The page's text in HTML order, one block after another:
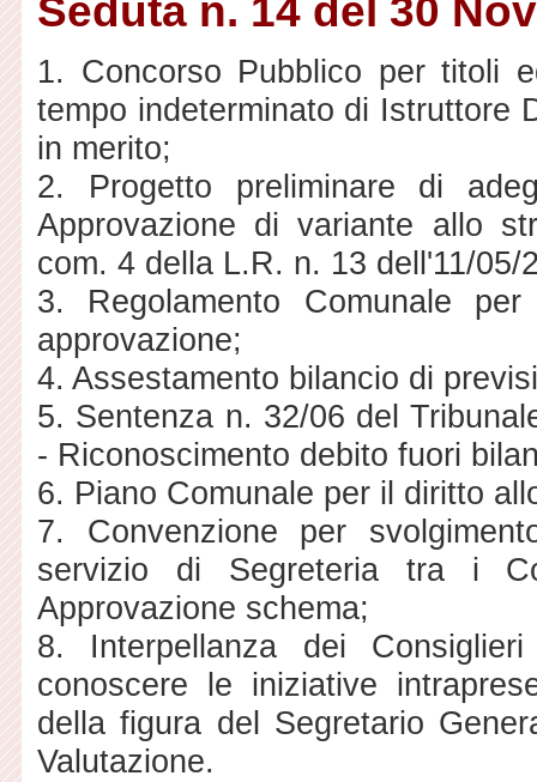
Seduta n. 14 del 30
1. Concorso Pubblico per titoli
tempo indeterminato di Istruttore
in merito;
2. Progetto preliminare di
Approvazione di variante allo
com. 4 della L.R. n. 13 dell'11/05/
3. Regolamento Comunale
approvazione;
4. Assestamento bilancio di
5. Sentenza n. 32/06 del
- Riconoscimento debito fuori
6. Piano Comunale per il diritto
7. Convenzione per
servizio di Segreteria tra i
Approvazione schema;
8. Interpellanza dei
conoscere le iniziative
della figura del Segretario
Valutazione.